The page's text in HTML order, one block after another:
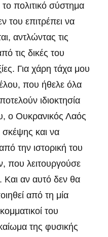
πολιτικό σύστημα
του επιτρέπει να
αντλώντας τις
τις δικές του
Για χάρη τάχα μου
που ήθελε όλα
ιδιοκτησία
ο Ουκρανικός Λαός
και να
την ιστορική του
που λειτουργούσε
Και αν αυτό δεν θα
από τη μία
του
της φυσικής